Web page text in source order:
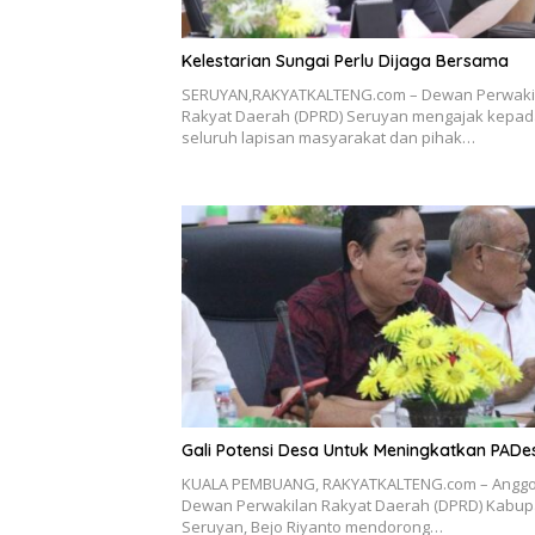
Kelestarian Sungai Perlu Dijaga Bersama
SERUYAN,RAKYATKALTENG.com – Dewan
Rakyat Daerah (DPRD) Seruyan mengajak
seluruh lapisan masyarakat dan pihak…
Gali Potensi Desa Untuk Meningkatkan
KUALA PEMBUANG, RAKYATKALTENG.com –
Dewan Perwakilan Rakyat Daerah (DPRD)
Seruyan, Bejo Riyanto mendorong…